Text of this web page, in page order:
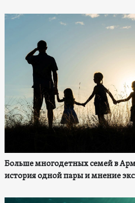
Больше многодетных семей в
история одной пары и мнение